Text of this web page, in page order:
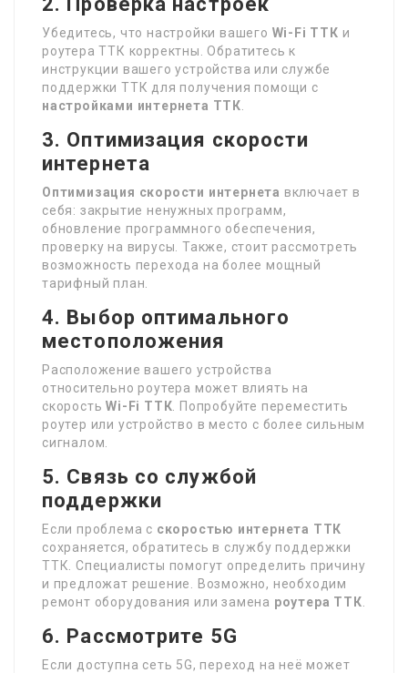
Убедитесь, что настройки вашего Wi-Fi ТТК и
роутера ТТК корректны. Обратитесь к
инструкции вашего устройства или службе
поддержки ТТК для получения помощи с
настройками интернета ТТК
3. Оптимизация скорости
интернета
Оптимизация скорости интернета включает в
себя: закрытие ненужных программ,
обновление программного обеспечения,
проверку на вирусы. Также, стоит рассмотреть
возможность перехода на более мощный
тарифный план.
4. Выбор оптимального
местоположения
Расположение вашего устройства
относительно роутера может влиять на
скоростьWi-Fi ТТК . Попробуйте переместить
роутер или устройство в место с более сильным
сигналом.
5. Связь со службой
поддержки
Если проблема с скоростью интернета ТТК
сохраняется, обратитесь в службу поддержки
ТТК. Специалисты помогут определить причину
и предложат решение. Возможно, необходим
ремонт оборудования или замена роутера ТТК
6. Рассмотрите 5G
Если доступна сеть 5G, переход на неё может